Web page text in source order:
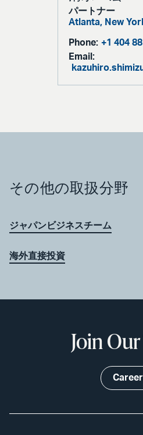
パートナー
Atlanta, New
Phone: +1 404
Email:
その他の取扱分野
ジャパンビジネスチーム
海外直接投資
Join